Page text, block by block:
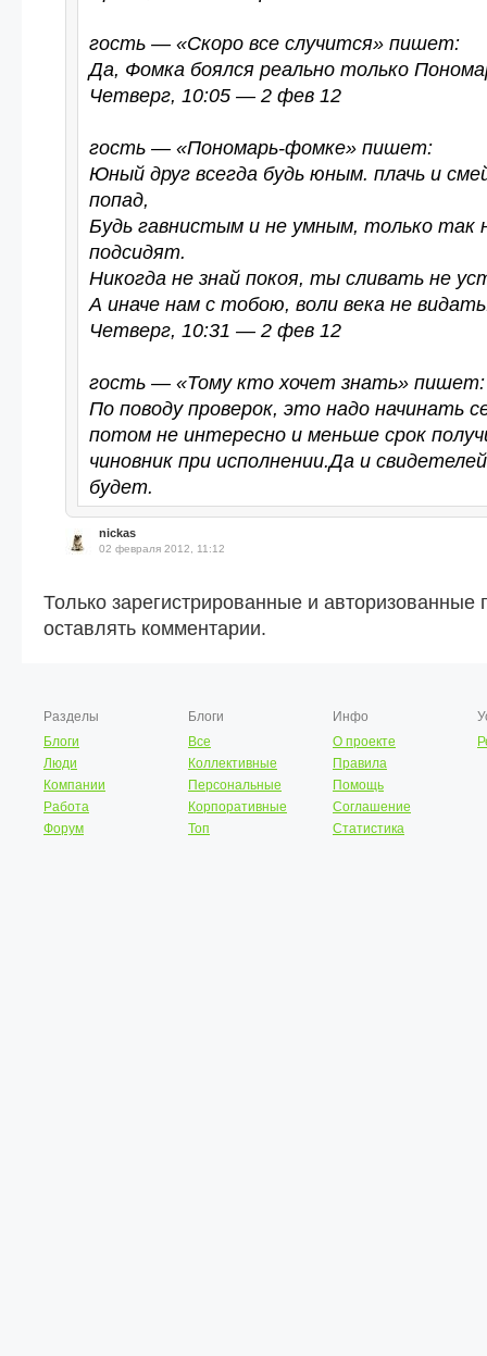
гость — «Скоро все случится» пишет:
Да, Фомка боялся реально только
Четверг, 10:05 — 2 фев 12
гость — «Пономарь-фомке» пишет:
Юный друг всегда будь юным. плачь и
попад,
Будь гавнистым и не умным, только так
подсидят.
Никогда не знай покоя, ты сливать не
А иначе нам с тобою, воли века не
Четверг, 10:31 — 2 фев 12
гость — «Тому кто хочет знать» пишет:
По поводу проверок, это надо начинать
потом не интересно и меньше срок
чиновник при исполнении.Да и
будет.
nickas
02 февраля 2012, 11:12
Только зарегистрированные и авторизованные
оставлять комментарии.
Разделы
Блоги
Люди
Компании
Работа
Форум
Блоги
Все
Коллективные
Персональные
Корпоративные
Топ
Инфо
О проекте
Правила
Помощь
Соглашение
Статистика